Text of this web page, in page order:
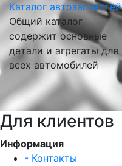
Каталог автозапчастей
Общий каталог
содержит основные
детали и агрегаты для
всех автомобилей
Для клиентов
Информация
- Контакты